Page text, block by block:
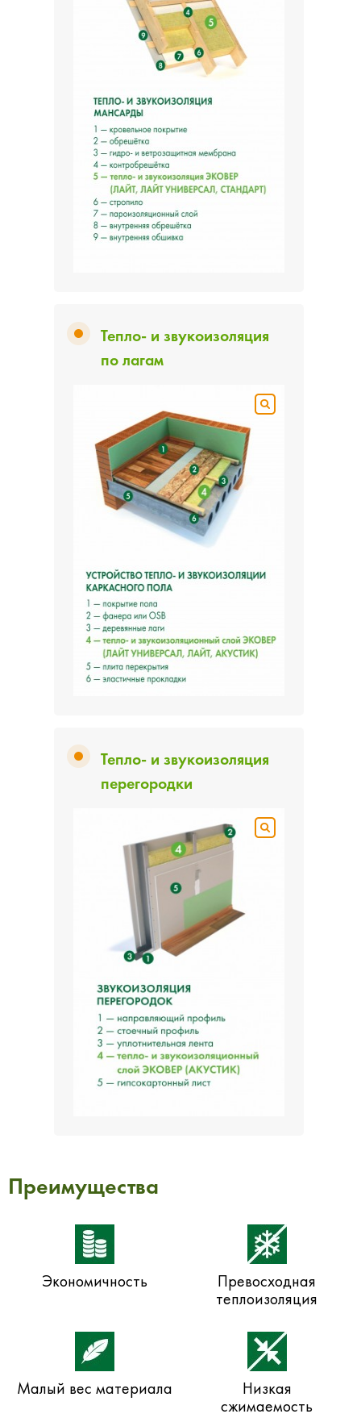
Тепло- и звукоизоляция
по лагам
Тепло- и звукоизоляция
перегородки
Преимущества
Экономичность
Превосходная
теплоизоляция
Малый вес материала
Низкая
сжимаемость